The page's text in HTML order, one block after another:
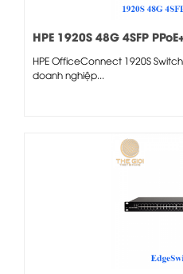
HPE 1920S 48G 4SFP
HPE OfficeConnect 1920S
doanh nghiệp...